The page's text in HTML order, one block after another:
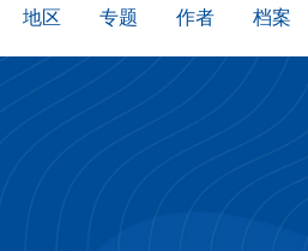
地区 专题 作者 档案